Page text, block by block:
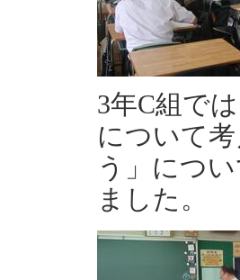
3年C組で
について
う」につ
ました。